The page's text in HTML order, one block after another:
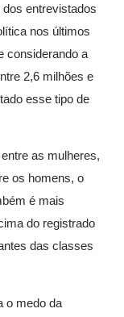
entrevistados
nos últimos
considerando a
2,6 milhões e
esse tipo de
as mulheres,
os homens, o
é mais
do registrado
das classes
o medo da